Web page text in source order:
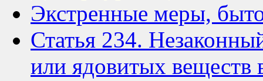
Экстренные меры,
Статья 234.
или ядовитых веществ